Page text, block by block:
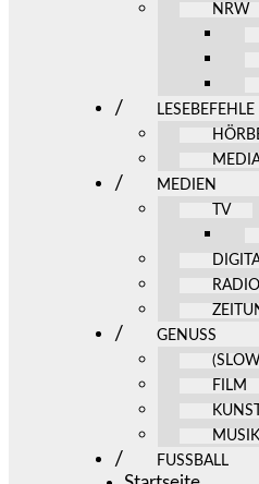
NRW
LESEBEFEHLE
MEDIEN
TV
RADIO
GENUSS
FILM
KUNST
MUSIK
FUSSBALL